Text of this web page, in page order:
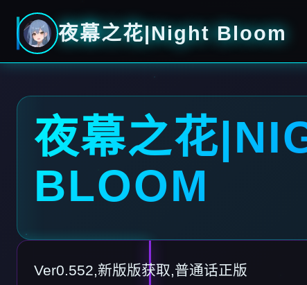
夜幕之花|Night Bloom
夜幕之花
BLOOM
Ver0.552,新版版获取,普通话正版